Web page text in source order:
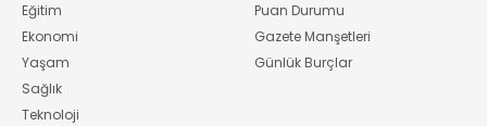
Eğitim
Ekonomi
Yaşam
Sağlık
Teknoloji
Puan Durumu
Gazete Manşetleri
Günlük Burçlar